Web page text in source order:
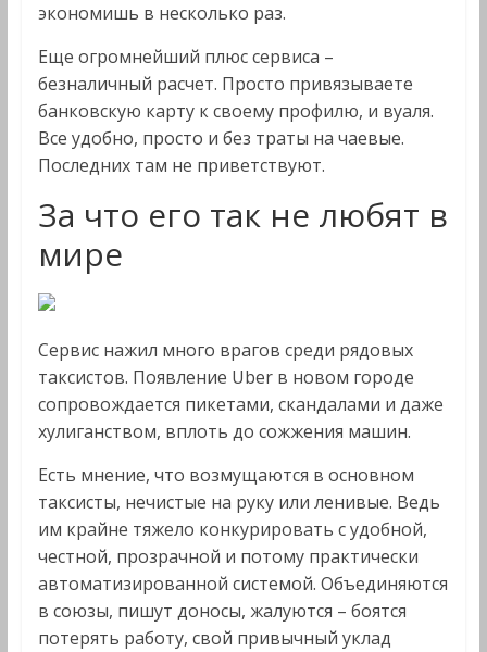
экономишь в несколько раз.
Еще огромнейший плюс сервиса –
безналичный расчет. Просто привязываете
банковскую карту к своему профилю, и вуаля.
Все удобно, просто и без траты на чаевые.
Последних там не приветствуют.
За что его так не любят в
мире
Сервис нажил много врагов среди рядовых
таксистов. Появление Uber в новом городе
сопровождается пикетами, скандалами и даже
хулиганством, вплоть до сожжения машин.
Есть мнение, что возмущаются в основном
таксисты, нечистые на руку или ленивые. Ведь
им крайне тяжело конкурировать с удобной,
честной, прозрачной и потому практически
автоматизированной системой. Объединяются
в союзы, пишут доносы, жалуются – боятся
потерять работу, свой привычный уклад